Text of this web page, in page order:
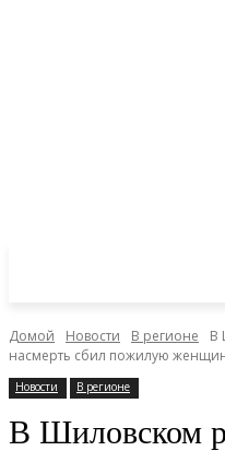
Домой Новости В регионе
В
насмерть сбил пожилую
Новости В регионе
В Шиловском